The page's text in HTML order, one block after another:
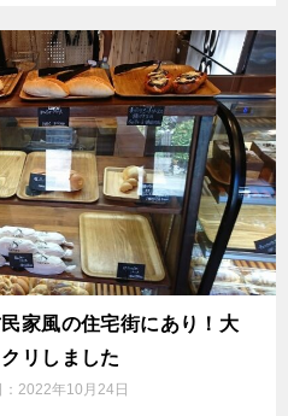
家風の住宅街にあり！大
リしました
2022年10月24日